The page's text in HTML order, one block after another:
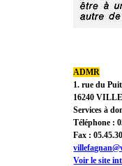
ADMR
1. rue du
16240
Services à
Téléphone :
Fax :
Voir le site